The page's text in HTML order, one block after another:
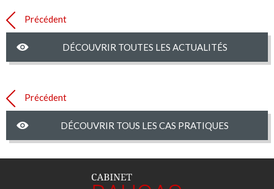
Précédent
DÉCOUVRIR TOUTES LES ACTUALITÉS
Précédent
DÉCOUVRIR TOUS LES CAS PRATIQUES